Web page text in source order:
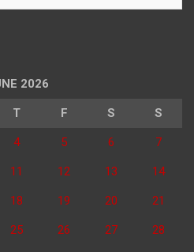
2026
T F S S
4 5 6 7
11 12 13 14
18 19 20 21
25 26 27 28